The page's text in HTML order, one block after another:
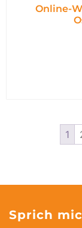
Online-
1
Sprich